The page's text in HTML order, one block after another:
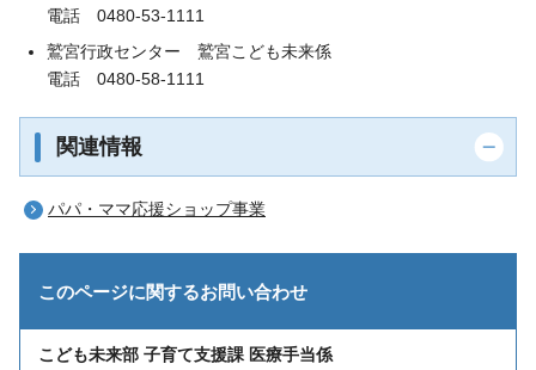
電話 0480-53-1111
鷲宮行政センター 鷲宮こども未来係
電話 0480-58-1111
関連情報
パパ・ママ応援ショップ事業
このページに関するお問い合わせ
こども未来部 子育て支援課 医療手当係